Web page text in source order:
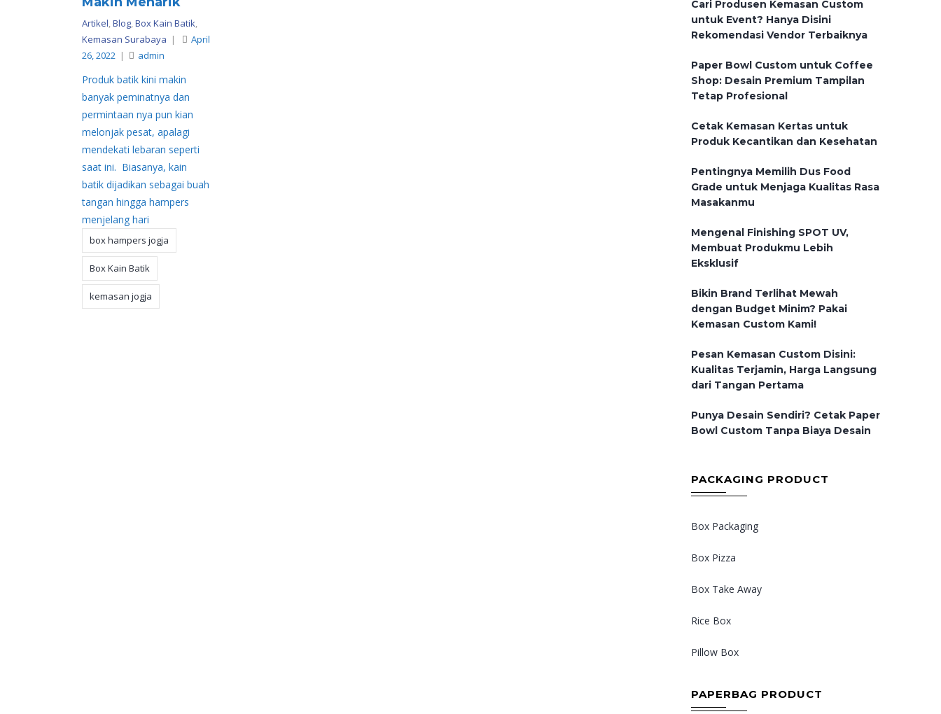
Artikel,Blog,Box Kain Batik,
Kemasan Surabaya |
April
26, 2022 | admin
Produk batik kini makin
banyak peminatnya dan
permintaan nya pun kian
melonjak pesat, apalagi
mendekati lebaran seperti
saat ini. Biasanya, kain
batik dijadikan sebagai buah
tangan hingga hampers
menjelang hari
box hampers jogja
Box Kain Batik
kemasan jogja
Cari Produsen Kemasan Custom
untuk Event? Hanya Disini
Rekomendasi Vendor Terbaiknya
Paper Bowl Custom untuk Coffee
Shop: Desain Premium Tampilan
Tetap Profesional
Cetak Kemasan Kertas untuk
Produk Kecantikan dan Kesehatan
Pentingnya Memilih Dus Food
Grade untuk Menjaga Kualitas Rasa
Masakanmu
Mengenal Finishing SPOT UV,
Membuat Produkmu Lebih
Eksklusif
Bikin Brand Terlihat Mewah
dengan Budget Minim? Pakai
Kemasan Custom Kami!
Pesan Kemasan Custom Disini:
Kualitas Terjamin, Harga Langsung
dari Tangan Pertama
Punya Desain Sendiri? Cetak Paper
Bowl Custom Tanpa Biaya Desain
PACKAGING PRODUCT
Box Packaging
Box Pizza
Box Take Away
Rice Box
Pillow Box
PAPERBAG PRODUCT